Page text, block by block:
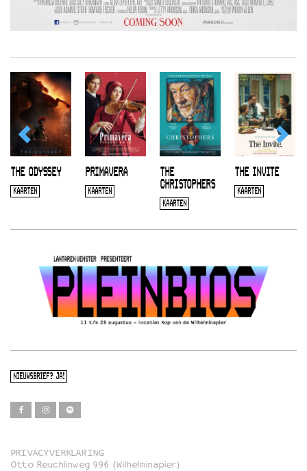
THE ODYSSEY
KAARTEN
PRIMAVERA
KAARTEN
THE
CHRISTOPHERS
KAARTEN
THE INVITE
KAARTEN
NIEUWSBRIEF? JA!
Film
PRIVACYVERKLARING
Otto Reuchlinweg 996 (Wilhelminapier)